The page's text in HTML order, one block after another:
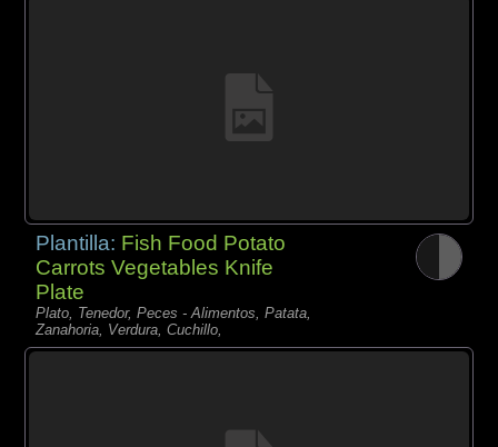
Plantilla: Fish Food Potato
Carrots Vegetables Knife
Plate
Plato, Tenedor, Peces - Alimentos, Patata,
Zanahoria, Verdura, Cuchillo,